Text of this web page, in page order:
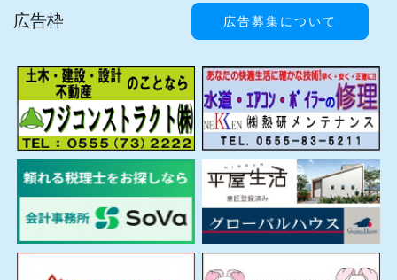
広告枠 広告募集について